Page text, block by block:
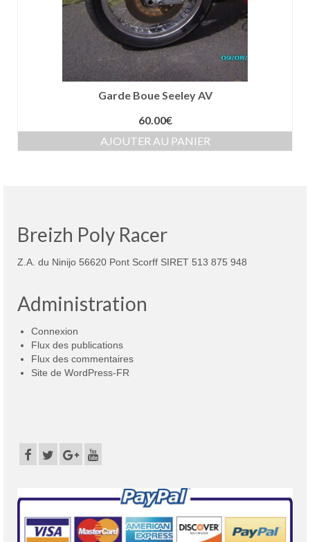
Garde Boue Seeley AV
60.00€
AJOUTER AU PANIER
Breizh Poly Racer
Z.A. du Ninijo 56620 Pont Scorff SIRET 513 875 948
Administration
Connexion
Flux des publications
Flux des commentaires
Site de WordPress-FR